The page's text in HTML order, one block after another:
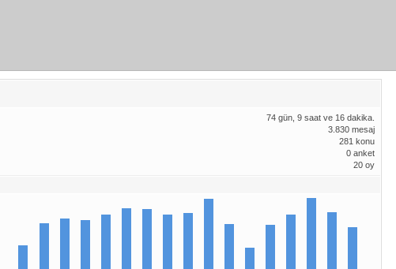
74 gün, 9 saat ve 16 dakika.
3.830 mesaj
281 konu
0 anket
20 oy